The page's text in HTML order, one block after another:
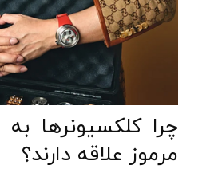
چرا کلکسیونرها
مرموز علاقه دارند؟